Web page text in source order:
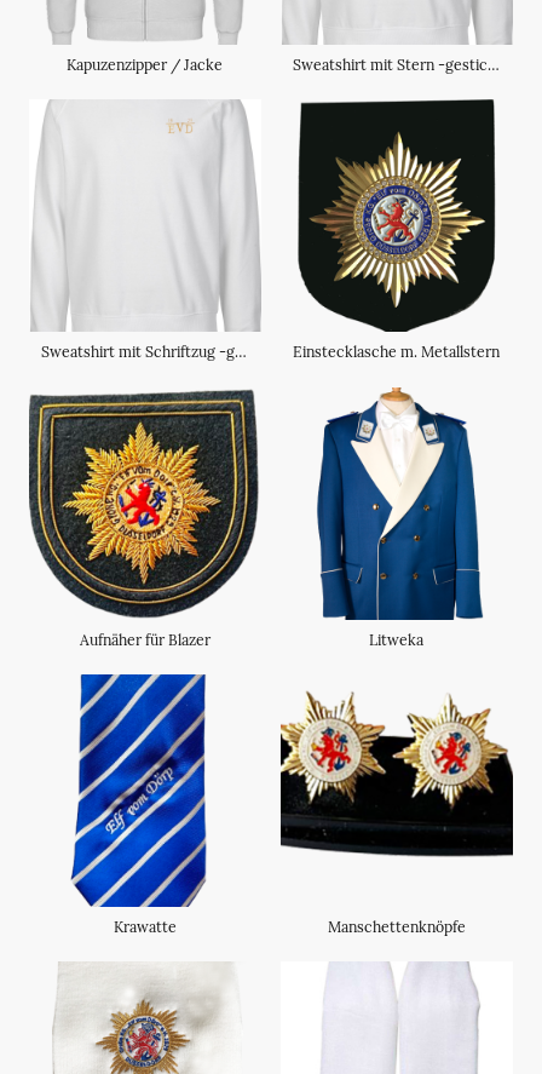
Kapuzenzipper / Jacke Sweatshirt mit Stern -gestickt-
Sweatshirt mit Schriftzug -gestickt- Einstecklasche m. Metallstern
Aufnäher für Blazer Litweka
Krawatte Manschettenknöpfe